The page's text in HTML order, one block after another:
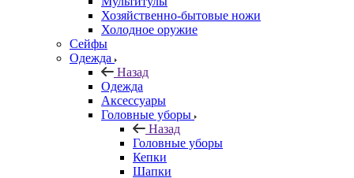
Хозяйственно-бытовые ножи
Холодное оружие
Сейфы
Одежда
Назад
Одежда
Аксессуары
Головные уборы
Назад
Головные уборы
Кепки
Шапки